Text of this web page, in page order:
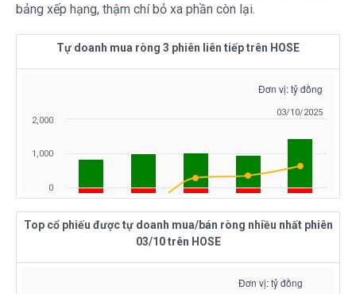
bảng xếp hạng, thậm chí bỏ xa phần còn lại.
Tự doanh mua ròng 3 phiên liên tiếp trên HOSE
Top cổ phiếu được tự doanh mua/bán ròng nhiều nhất phiên
03/10 trên HOSE